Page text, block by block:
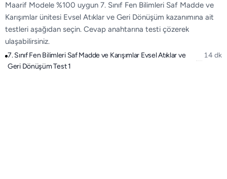
Maarif Modele %100 uygun 7. Sınıf Fen Bilimleri Saf Madde ve
Karışımlar ünitesi Evsel Atıklar ve Geri Dönüşüm kazanımına ait
testleri aşağıdan seçin. Cevap anahtarına testi çözerek
ulaşabilirsiniz.
7. Sınıf Fen Bilimleri Saf Madde ve Karışımlar Evsel Atıklar ve
Geri Dönüşüm Test 1
14 dk